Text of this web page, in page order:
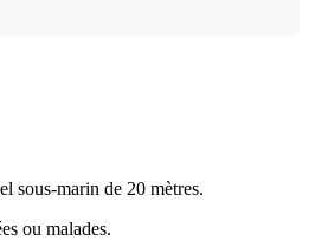
sous-marin de 20 mètres.
ou malades.